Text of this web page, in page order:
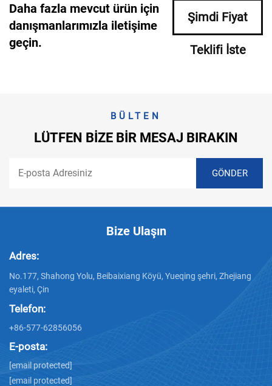
Daha fazla mevcut ürün için
danışmanlarımızla iletişime
geçin.
Şimdi Fiyat
Teklifi İste
BÜLTEN
LÜTFEN BIZE BIR MESAJ BIRAKIN
Bize Ulaşın
Adres:
No.177, Shahong Yolu, Beibaixiang Köyü, Yueqing şehri, Zhejiang
eyaleti, Çin
Telefon:
+86-577-62856056
E-posta:
[email protected]
[email protected]